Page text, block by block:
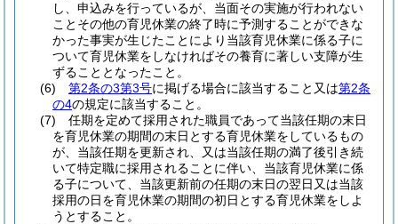
し、申込みを行っているが、当面その実施が行われない
ことその他の育児休業の終了時に予測することができな
かった事実が生じたことにより当該育児休業に係る子に
ついて育児休業をしなければその養育に著しい支障が生
ずることとなったこと。
(6)
第2条の3第3号に掲げる場合に該当すること又は第2条
の4の規定に該当すること。
(7)
任期を定めて採用された職員であって当該任期の末日
を育児休業の期間の末日とする育児休業をしているもの
が、当該任期を更新され、又は当該任期の満了後引き続
いて特定職に採用されることに伴い、当該育児休業に係
る子について、当該更新前の任期の末日の翌日又は当該
採用の日を育児休業の期間の初日とする育児休業をしよ
うとすること。